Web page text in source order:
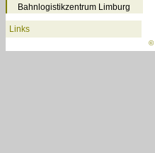
Bahnlogistikzentrum Limburg
Links
©